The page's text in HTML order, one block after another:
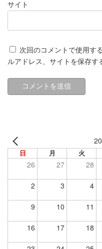
サイト
次回のコメントで使用す
ルアドレス、サイトを保存す
日 月 火
26 27 28
2 3 4
9 10 11
16 17 18